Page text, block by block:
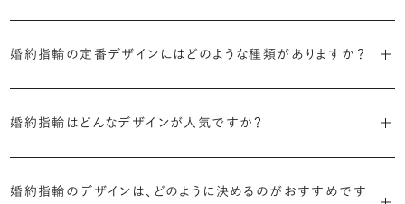
リング」は婚約指輪の別名です。
Ring（エンゲージメントリング）と呼ばれます。
婚約指輪の定番デザインにはどのような種類がありますか？
リリアンスプラスでも不動の人気を誇ります。
婚約指輪はどんなデザインが人気ですか？
に留めた王道のデザイン「ソリティア」です。
婚約指輪のデザインは、どのように決めるのがおすすめです